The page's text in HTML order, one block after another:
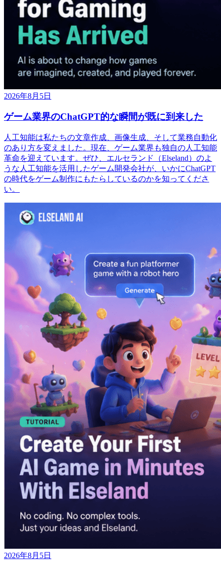
2026年8月5日
ゲーム業界のChatGPT的な瞬間が既に到来した
人工知能は私たちの文章作成、画像生成、そして業務自動化
のあり方を変えました。現在、ゲーム業界も独自の人工知能
革命を迎えています。ぜひ、エルセランド（Elseland）のよ
うな人工知能を活用したゲーム開発会社が、いかにChatGPT
の時代をゲーム制作にもたらしているのかを知ってくださ
い。
2026年8月5日